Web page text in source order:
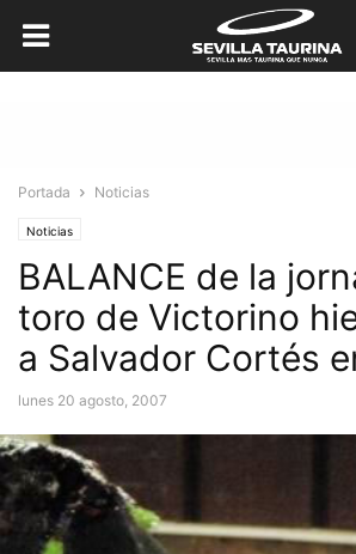
Portada Noticias
Noticias
BALANCE de la
toro de Victorino
a Salvador Cortés
lunes 20 agosto, 2007